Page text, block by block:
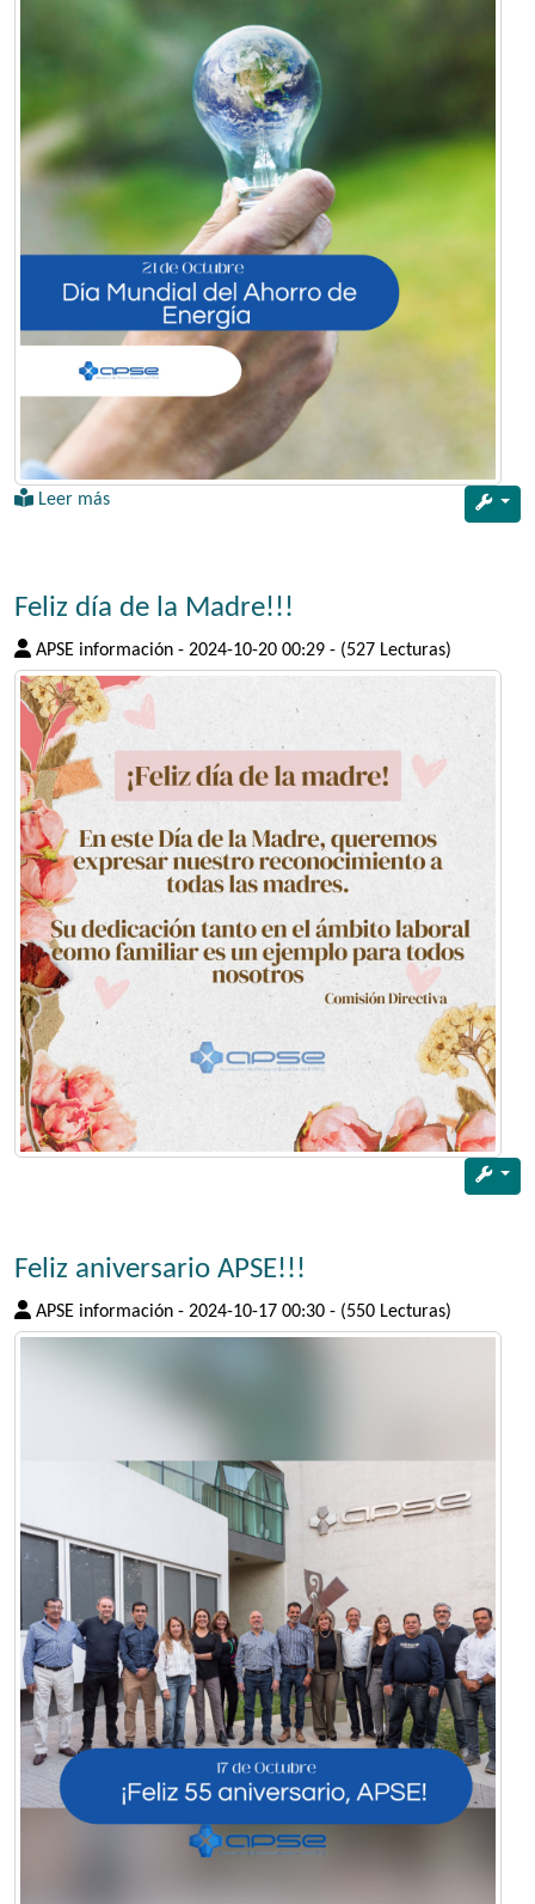
Leer más
Feliz día de la Madre!!!
APSE información - 2024-10-20 00:29 - (527 Lecturas)
Feliz aniversario APSE!!!
APSE información - 2024-10-17 00:30 - (550 Lecturas)